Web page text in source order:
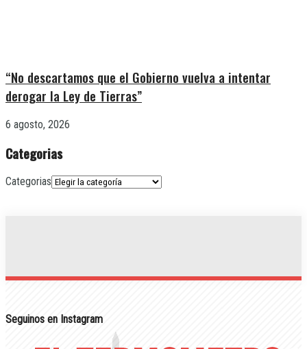
“No descartamos que el Gobierno vuelva a intentar
derogar la Ley de Tierras”
6 agosto, 2026
Categorias
Categorias
Seguinos en Instagram